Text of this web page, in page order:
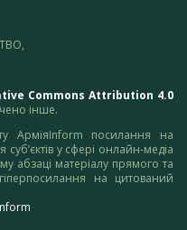
Commons Attribution 4.0
інше.
АрміяInform посилання на
суб’єктів у сфері онлайн-медіа
абзаці матеріалу прямого та
на цитований